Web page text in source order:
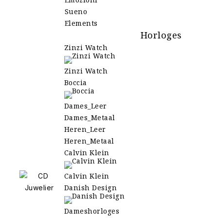
Sueno
Elements
Horloges
Zinzi Watch
Zinzi Watch
Boccia
Dames_Leer
Dames_Metaal
Heren_Leer
Heren_Metaal
Calvin Klein
Calvin Klein
Danish Design
Dameshorloges